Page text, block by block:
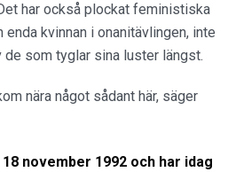
har också plockat feministiska
enda kvinnan i onanitävlingen, inte
de som tyglar sina luster längst.
nära något sådant här, säger
november 1992 och har idag